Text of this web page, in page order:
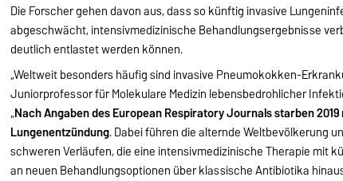
Die Forscher gehen davon aus, dass so künftig invasive
abgeschwächt, intensivmedizinische Behandlungsergebnisse
deutlich entlastet werden können.
„Weltweit besonders häufig sind invasive Pneumokokken-
Juniorprofessor für Molekulare Medizin lebensbedrohlicher
„Nach Angaben des European Respiratory Journals starben
Lungenentzündung. Dabei führen die alternde Weltbevölkerung
schweren Verläufen, die eine intensivmedizinische Therapie mit
an neuen Behandlungsoptionen über klassische Antibiotika